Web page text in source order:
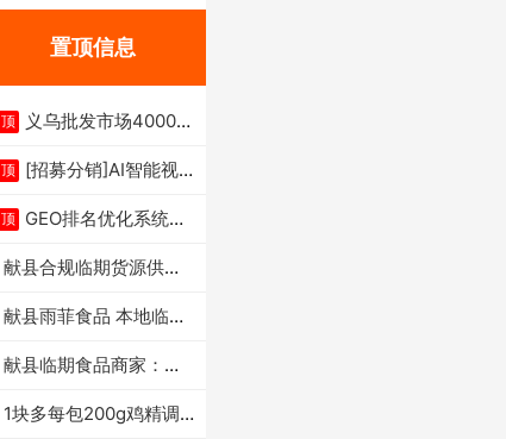
置顶信息
顶
义乌批发市场4000多
顶 [招募分销]AI智能视
顶 GEO排名优化系统+A
献县合规临期货源供货
献县雨菲食品 本地临期
献县临期食品商家：献
1块多每包200g鸡精调